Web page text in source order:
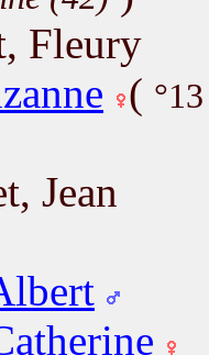
Fleury
(
Jean